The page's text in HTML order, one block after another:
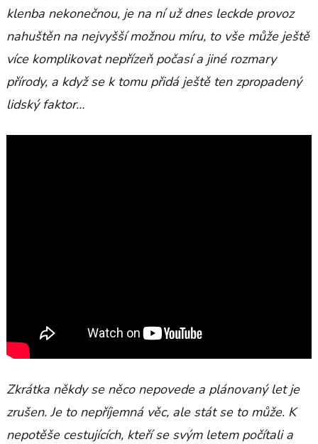
klenba nekonečnou, je na ní už dnes leckde provoz
nahuštěn na nejvyšší možnou míru, to vše může ještě
více komplikovat nepřízeň počasí a jiné rozmary
přírody, a když se k tomu přidá ještě ten zpropadený
lidský faktor…
Zkrátka někdy se něco nepovede a plánovaný let je
zrušen. Je to nepříjemná věc, ale stát se to může. K
nepotěše cestujících, kteří se svým letem počítali a